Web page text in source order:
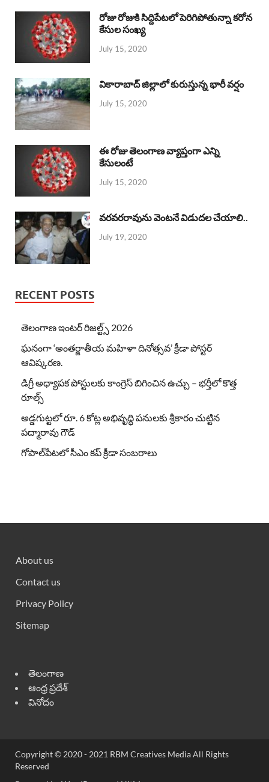
రోజు రోజుకి సిద్దిపేటలో పెరిగిపోతున్నా కరోన
కేసుల సంఖ్య
July 15, 2020
వికారాబాద్ జిల్లాలో కురుస్తున్న భారీ వర్షం
July 15, 2020
ఈ రోజు తెలంగాణ వ్యాప్తంగా ఎన్ని
కేసులంటే
July 15, 2020
వరవరరావును వెంటనే విడుదల చేయాలి..
July 19, 2020
RECENT POSTS
తెలంగాణ ఇంటర్ రిజల్ట్స్ 2026
ఘనంగా ‘అంతర్జాతీయ మహిళా దినోత్సవ’ క్రీడా పోస్టర్
ఆవిష్కరణ.
డిగ్రీ అధ్యాపక పోస్టులకు కాంగ్రెస్ బిగించిన ఉచ్చు – భర్తీలో కొత్త
రూల్స్
అడ్డగుట్టలో రూ. 6 కోట్ల అభివృద్ధి పనులకు శ్రీకారం చుట్టిన
పద్మారావు గౌడ్
గోపాల్‌పేటలో సీఎం కప్ క్రీడా సంబరాలు
About us
Contact us
Privacy Policy
Sitemap
తెలంగాణ
ఆంధ్ర ప్రదేశ్
వినోదం
Copyright © 2020 - 2021 RBM Creatives Media All Rights
Reserved